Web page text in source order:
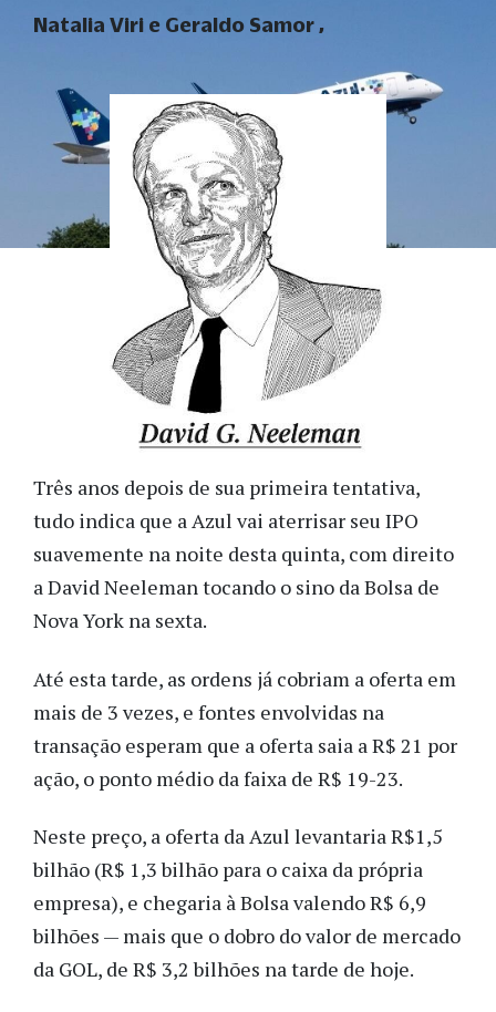
Três anos depois de sua primeira tentativa,
tudo indica que a Azul vai aterrisar seu IPO
suavemente na noite desta quinta, com direito
a David Neeleman tocando o sino da Bolsa de
Nova York na sexta.
Até esta tarde, as ordens já cobriam a oferta em
mais de 3 vezes, e fontes envolvidas na
transação esperam que a oferta saia a R$ 21 por
ação, o ponto médio da faixa de R$ 19-23.
Neste preço, a oferta da Azul levantaria R$1,5
bilhão (R$ 1,3 bilhão para o caixa da própria
empresa), e chegaria à Bolsa valendo R$ 6,9
bilhões — mais que o dobro do valor de mercado
da GOL, de R$ 3,2 bilhões na tarde de hoje.
Natalia Viri e Geraldo Samor